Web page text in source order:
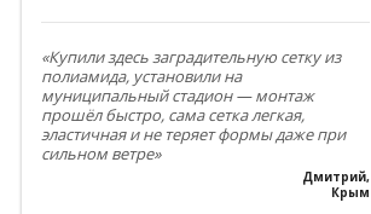
«Купили здесь заградительную сетку из
полиамида, установили на
муниципальный стадион — монтаж
прошёл быстро, сама сетка легкая,
эластичная и не теряет формы даже при
сильном ветре»
Дмитрий,
Крым